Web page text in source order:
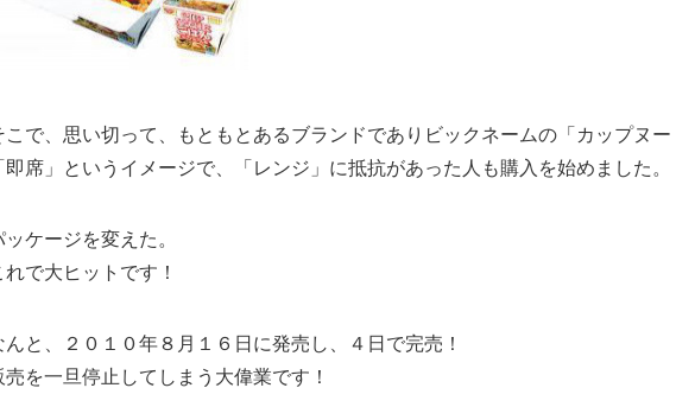
こで、思い切って、もともとあるブランドでありビックネームの「カップヌー
即席」というイメージで、「レンジ」に抵抗があった人も購入を始めました。
ケージを変えた。
れで大ヒットです！
んと、２０１０年８月１６日に発売し、４日で完売！
売を一旦停止してしまう大偉業です！